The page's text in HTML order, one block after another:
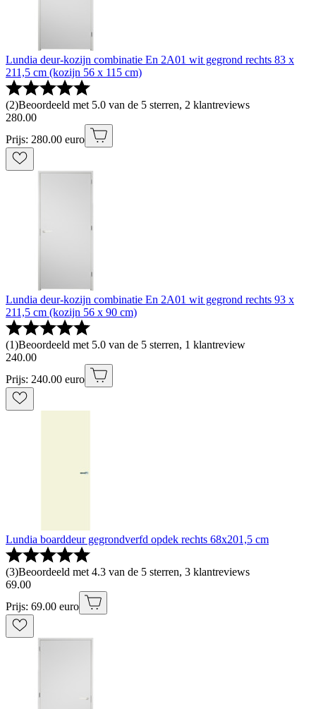
Lundia deur-kozijn combinatie En 2A01 wit gegrond rechts 83 x
211,5 cm (kozijn 56 x 115 cm)
(2)Beoordeeld met 5.0 van de 5 sterren, 2 klantreviews
280.00
Prijs: 280.00 euro
Lundia deur-kozijn combinatie En 2A01 wit gegrond rechts 93 x
211,5 cm (kozijn 56 x 90 cm)
(1)Beoordeeld met 5.0 van de 5 sterren, 1 klantreview
240.00
Prijs: 240.00 euro
Lundia boarddeur gegrondverfd opdek rechts 68x201,5 cm
(3)Beoordeeld met 4.3 van de 5 sterren, 3 klantreviews
69.00
Prijs: 69.00 euro